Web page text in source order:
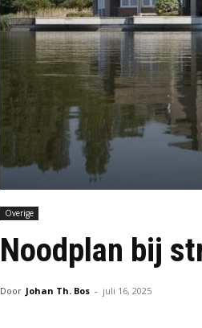
Overige
Noodplan bij
Door Johan Th. Bos - juli 16, 2025